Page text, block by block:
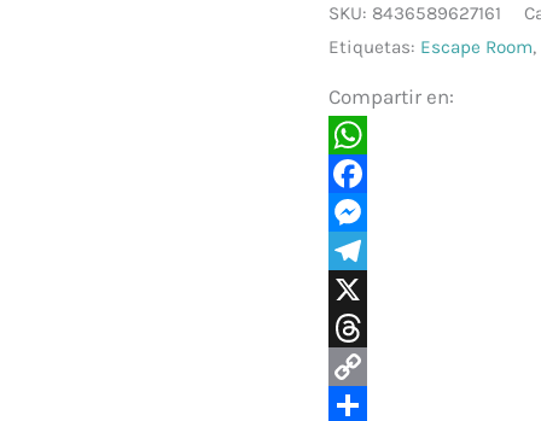
SKU: 8436589627161
Etiquetas: Escape Room,
Compartir en:
WhatsApp
Facebook
Messenger
Telegram
X
Threads
Copy